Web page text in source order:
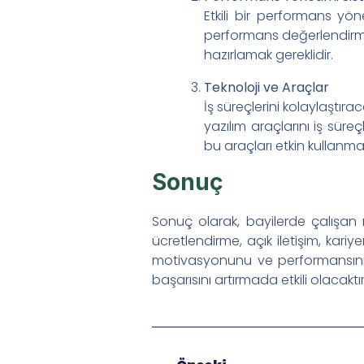
Etkili bir performans
performans
hazırlamak gereklidir.
Teknoloji ve Araçlar
İş süreçlerini
yazılım araçlarını iş
bu araçları etkin
Sonuç
Sonuç olarak, bayilerde çalışan
ücretlendirme, açık iletişim,
motivasyonunu ve
başarısını artırmada etkili